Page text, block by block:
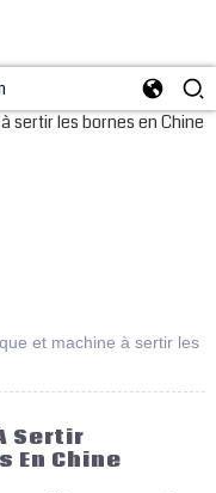
et machine à sertir les
Sertir
En Chine